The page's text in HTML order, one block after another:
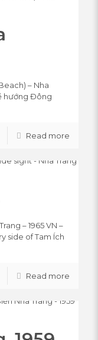
– Nha
hướng Đông
Read more
– 1965 VN –
side of Tam Ích
Read more